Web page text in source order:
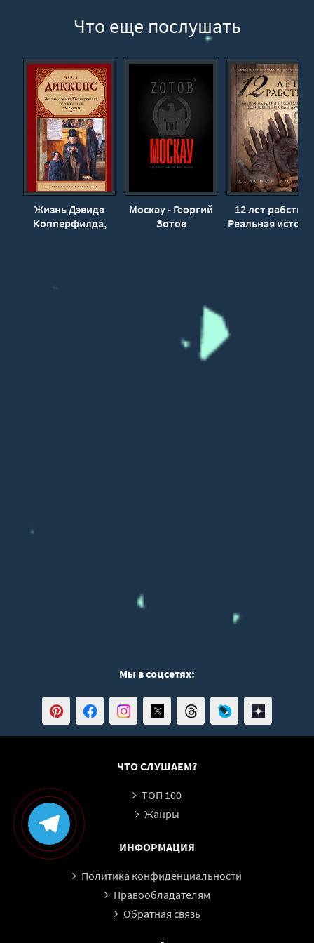
Что еще послушать
Жизнь Дэвида
Копперфилда,
Москау - Георгий
Зотов
12 лет рабства.
Реальная
Мы в соцсетях:
ЧТО СЛУШАЕМ?
ТОП 100
Жанры
ИНФОРМАЦИЯ
Политика конфиденциальности
Правообладателям
Обратная связь